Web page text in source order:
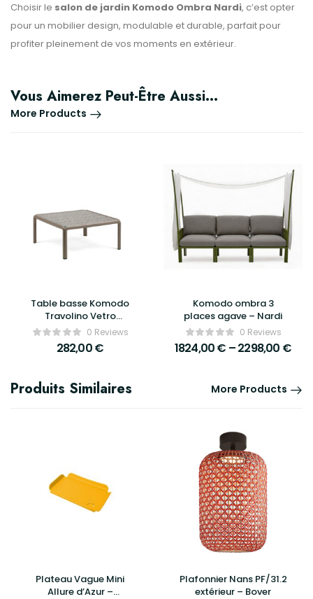
Choisir le salon de jardin Komodo Ombra Nardi, c’est opter
pour un mobilier design, modulable et durable, parfait pour
profiter pleinement de vos moments en extérieur.
Vous Aimerez Peut-Être Aussi…
More Products
Table basse Komodo
Travolino Vetro
70x70cm – Nardi
0 Reviews
282,00€
Komodo ombra 3
places agave – Nardi
0 Reviews
1824,00€ –2298,00 €
Produits Similaires More Products
Plateau Vague Mini
Allure d’Azur –
Plafonnier Nans PF/31.2
extérieur – Bover